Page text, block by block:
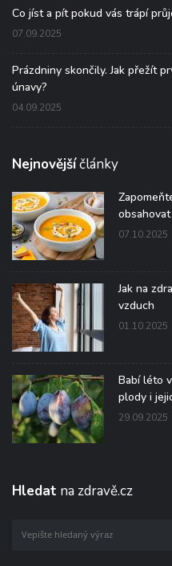
Co jíst a pít pokud vás trápí
07.09.2025
Prázdniny skončily. Jak přežít
únavy?
04.09.2025
Nejnovějšíčlánky
07.10.2025
Jak na
vzduch
01.10.2025
Babí léto
plody i
29.09.2025
Hledat na zdravě.cz